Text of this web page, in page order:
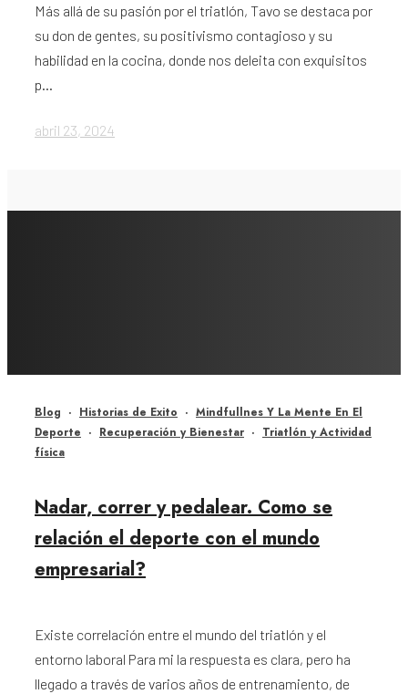
Más allá de su pasión por el triatlón, Tavo se destaca por
su don de gentes, su positivismo contagioso y su
habilidad en la cocina, donde nos deleita con exquisitos
p...
abril 23, 2024
Blog · Historias de Exito · Mindfullnes Y La Mente En El
Deporte · Recuperación y Bienestar · Triatlón y Actividad
física
Nadar, correr y pedalear. Como se
relación el deporte con el mundo
empresarial?
Existe correlación entre el mundo del triatlón y el
entorno laboral Para mi la respuesta es clara, pero ha
llegado a través de varios años de entrenamiento, de